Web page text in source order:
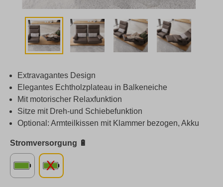
Extravagantes Design
Elegantes Echtholzplateau in Balkeneiche
Mit motorischer Relaxfunktion
Sitze mit Dreh-und Schiebefunktion
Optional: Armteilkissen mit Klammer bezogen, Akku
Stromversorgung 🔋